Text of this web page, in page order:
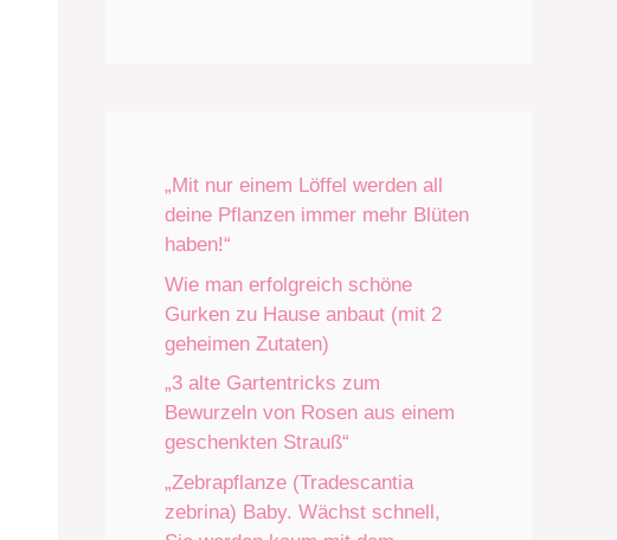
„Mit nur einem Löffel werden all
deine Pflanzen immer mehr Blüten
haben!“
Wie man erfolgreich schöne
Gurken zu Hause anbaut (mit 2
geheimen Zutaten)
„3 alte Gartentricks zum
Bewurzeln von Rosen aus einem
geschenkten Strauß“
„Zebrapflanze (Tradescantia
zebrina) Baby. Wächst schnell,